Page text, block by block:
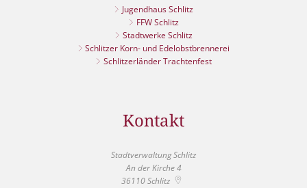
Jugendhaus Schlitz
FFW Schlitz
Stadtwerke Schlitz
Schlitzer Korn- und Edelobstbrennerei
Schlitzerländer Trachtenfest
Kontakt
Stadtverwaltung Schlitz
An der Kirche 4
36110 Schlitz